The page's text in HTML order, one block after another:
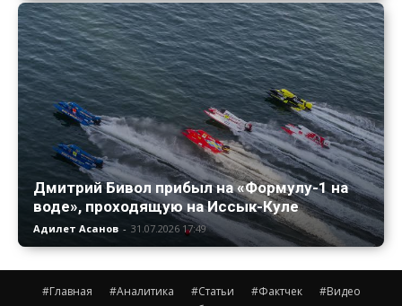
Дмитрий Бивол прибыл на «Формулу-1 на
воде», проходящую на Иссык-Куле
Адилет Асанов - 31.07.2026 17:49
#Главная #Аналитика #Статьи #Фактчек
#Видео